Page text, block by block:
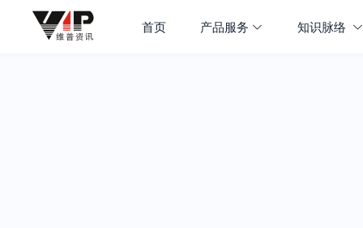
首页 产品服务 知识脉络